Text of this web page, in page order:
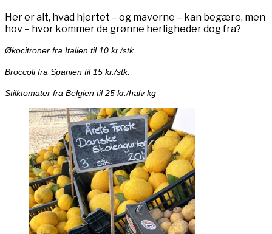
Her er alt, hvad hjertet – og maverne – kan begære, men
hov – hvor kommer de grønne herligheder dog fra?
Økocitroner fra Italien til 10 kr./stk.
Broccoli fra Spanien til 15 kr./stk.
Stilktomater fra Belgien til 25 kr./halv kg